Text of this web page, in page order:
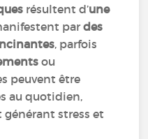
résultent d’une
pardes
, parfois
ou
peuvent être
au quotidien,
stress et